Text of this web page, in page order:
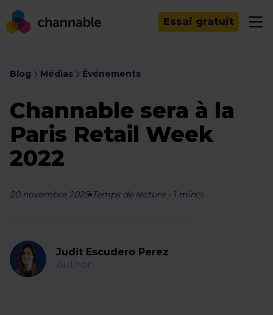
Essai gratuit
Blog Médias Événements
Channable sera à la
Paris Retail Week
2022
20 novembre 2025 Temps de lecture- 1min
Judit Escudero Perez
Author